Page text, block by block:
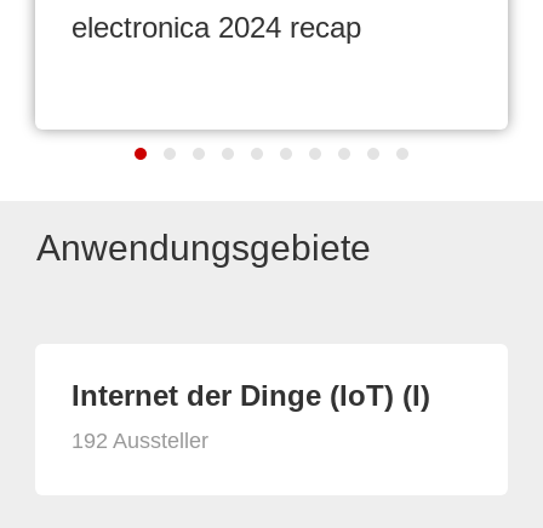
electronica 2024 recap
Anwendungsgebiete
Internet der Dinge (IoT) (I)
192 Aussteller